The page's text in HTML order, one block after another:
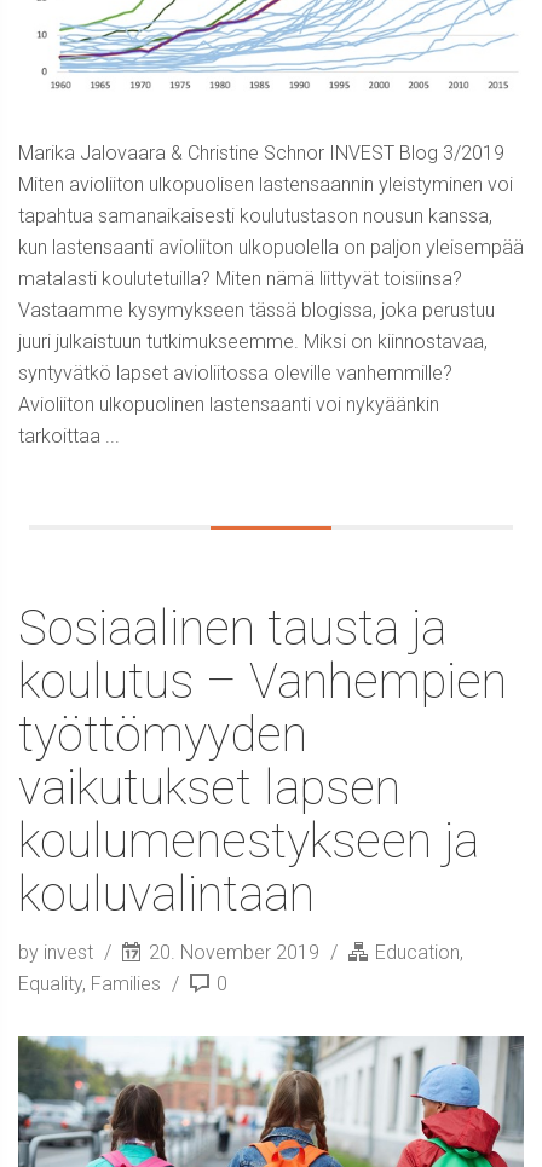
Marika Jalovaara & Christine Schnor INVEST Blog 3/2019
Miten avioliiton ulkopuolisen lastensaannin yleistyminen voi
tapahtua samanaikaisesti koulutustason nousun kanssa,
kun lastensaanti avioliiton ulkopuolella on paljon yleisempää
matalasti koulutetuilla? Miten nämä liittyvät toisiinsa?
Vastaamme kysymykseen tässä blogissa, joka perustuu
juuri julkaistuun tutkimukseemme. Miksi on kiinnostavaa,
syntyvätkö lapset avioliitossa oleville vanhemmille?
Avioliiton ulkopuolinen lastensaanti voi nykyäänkin
tarkoittaa ...
Sosiaalinen tausta ja
koulutus – Vanhempien
työttömyyden
vaikutukset lapsen
koulumenestykseen ja
kouluvalintaan
by invest 20. November 2019 Education,
Equality, Families 0